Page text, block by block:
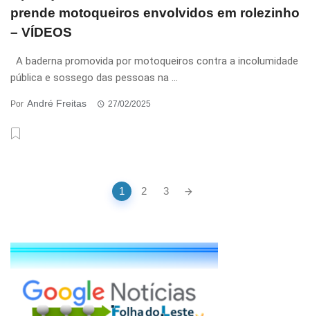
prende motoqueiros envolvidos em rolezinho
– VÍDEOS
A baderna promovida por motoqueiros contra a incolumidade
pública e sossego das pessoas na ...
Por André Freitas 27/02/2025
1 2 3